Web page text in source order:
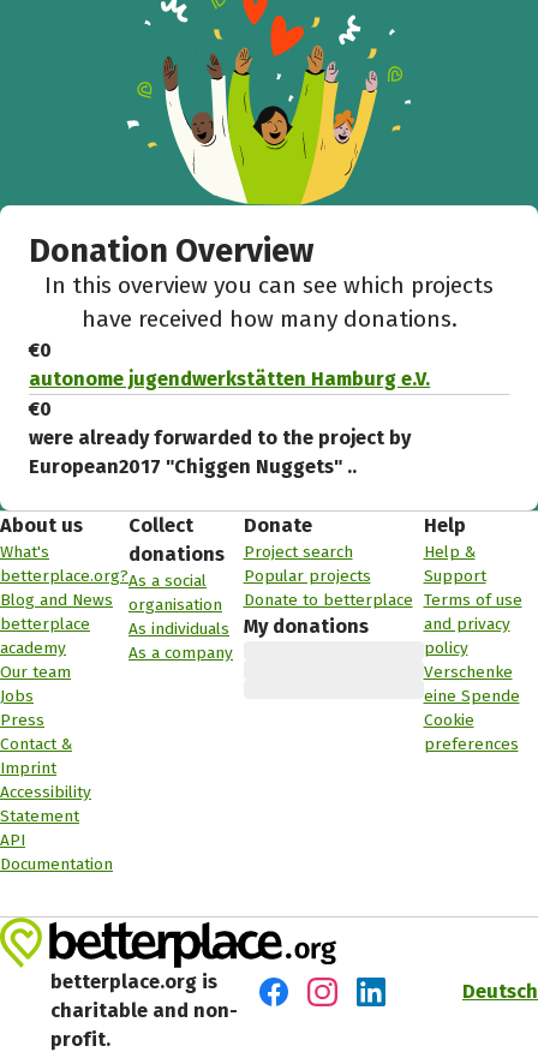
Donation Overview
In this overview you can see which projects
have received how many donations.
€0
autonome jugendwerkstätten Hamburg e.V.
€0
were already forwarded to the project by
European2017 "Chiggen Nuggets" ..
About us
What's
betterplace.org?
Blog and News
betterplace
academy
Our team
Jobs
Press
Contact &
Imprint
Accessibility
Statement
API
Documentation
Collect
donations
As a social
organisation
As individuals
As a company
Donate
Project search
Popular projects
Donate to betterplace
My donations
Help
Help &
Support
Terms of use
and privacy
policy
Verschenke
eine Spende
Cookie
preferences
betterplace.org is
charitable and non-
profit.
Deutsch